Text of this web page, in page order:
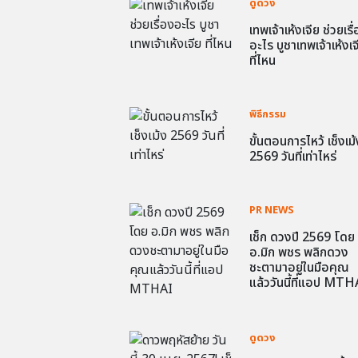
เทพเจ้าเห้งเจีย ช่วยเ
อะไร บูชาเทพเจ้าเห้งเ
ที่ไหน
พิธีกรรม
ขั้นตอนการไหว้ เช็งเ
2569 วันที่เท่าไหร่
PR NEWS
เช็ก ดวงปี 2569 โดย
อ.มิก พชร พลิกดวง
ชะตามาอยู่ในมือคุณ
แล้ววันนี้ที่แอป
ดูดวง